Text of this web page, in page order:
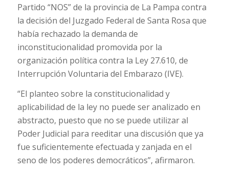
Partido “NOS” de la provincia de La Pampa contra
la decisión del Juzgado Federal de Santa Rosa que
había rechazado la demanda de
inconstitucionalidad promovida por la
organización política contra la Ley 27.610, de
Interrupción Voluntaria del Embarazo (IVE).
“El planteo sobre la constitucionalidad y
aplicabilidad de la ley no puede ser analizado en
abstracto, puesto que no se puede utilizar al
Poder Judicial para reeditar una discusión que ya
fue suficientemente efectuada y zanjada en el
seno de los poderes democráticos”, afirmaron.